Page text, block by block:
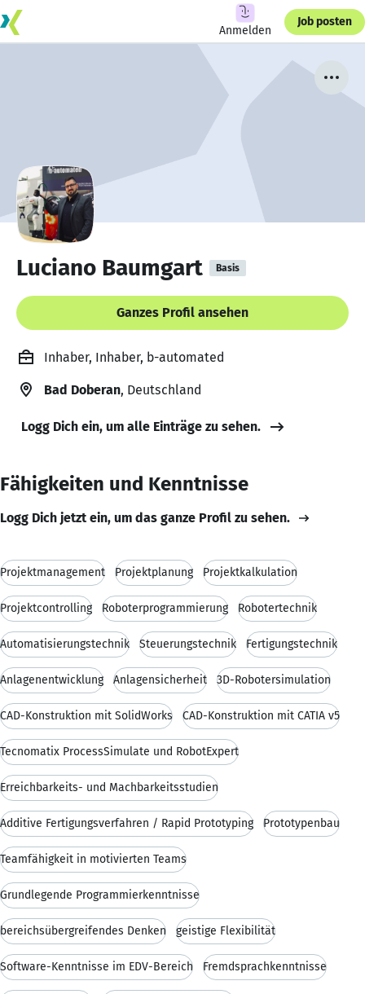
Anmelden
Job posten
Luciano Baumgart Basis
Ganzes Profil ansehen
Inhaber, Inhaber, b-automated
Bad Doberan, Deutschland
Logg Dich ein, um alle Einträge zu sehen.
Fähigkeiten und Kenntnisse
Logg Dich jetzt ein, um das ganze Profil zu sehen.
Projektmanagement Projektplanung Projektkalkulation
Projektcontrolling Roboterprogrammierung Robotertechnik
Automatisierungstechnik Steuerungstechnik Fertigungstechnik
Anlagenentwicklung Anlagensicherheit 3D-Robotersimulation
CAD-Konstruktion mit SolidWorks CAD-Konstruktion mit CATIA v5
Tecnomatix ProcessSimulate und RobotExpert
Erreichbarkeits- und Machbarkeitsstudien
Additive Fertigungsverfahren / Rapid Prototyping Prototypenbau
Teamfähigkeit in motivierten Teams
Grundlegende Programmierkenntnisse
bereichsübergreifendes Denken geistige Flexibilität
Software-Kenntnisse im EDV-Bereich Fremdsprachkenntnisse